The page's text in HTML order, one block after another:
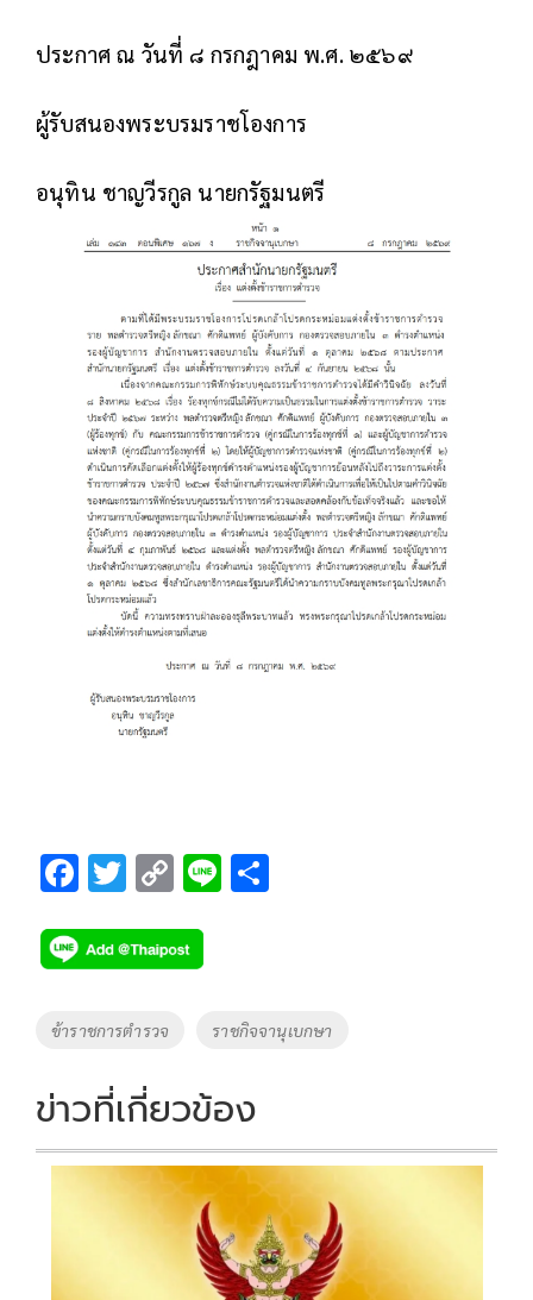
ประกาศ ณ วันที่ ๘ กรกฎาคม พ.ศ. ๒๕๖๙
ผู้รับสนองพระบรมราชโองการ
อนุทิน ชาญวีรกูล นายกรัฐมนตรี
F
e
b
o
k
T
tt
er
C
p
y
k
Li
Tags
ข้าราชการตำรวจ ราชกิจจานุเบกษา
ข่าวที่เกี่ยวข้อง